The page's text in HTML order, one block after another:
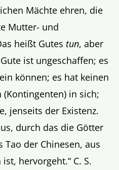
Mächte ehren, die
Mutter- und
heißt Gutes tun, aber
ist ungeschaffen; es
können; es hat keinen
(Kontingenten) in sich;
jenseits der Existenz.
durch das die Götter
der Chinesen, aus
hervorgeht.“ C. S.